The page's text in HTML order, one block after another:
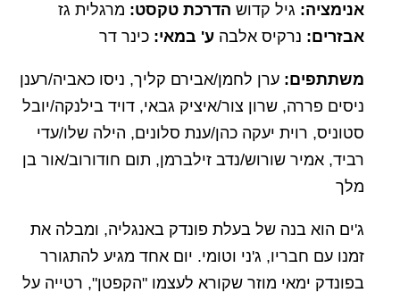
אנימציה: גיל קדוש הדרכת טקסט: מרגלית גז
אבזרים: נרקיס אלבה ע' במאי: כינר דר
משתתפים: ערן לחמן/אבירם קליך, ניסו כאביה/רענן
ניסים פררה, שרון צור/איציק גבאי, דויד בילנקה/יובל
סטוניס, רוית יעקה כהן/ענת סלונים, הילה שלו/עדי
רביד, אמיר שורוש/נדב זילברמן, תום חודורוב/אור בן
מלך
ג'ים הוא בנה של בעלת פונדק באנגליה, ומבלה את
זמנו עם חבריו, ג'ני וטומי. יום אחד מגיע להתגורר
בפונדק ימאי מוזר שקורא לעצמו "הקפטן", רטייה על